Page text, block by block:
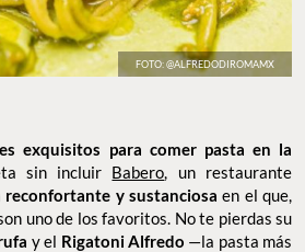
FOTO: @ALFREDODIROMAMX
exquisitos para comer pasta en la
sin incluir Babero, un restaurante
reconfortante y sustanciosa en el que,
uno de los favoritos. No te pierdas su
y el Rigatoni Alfredo —la pasta más